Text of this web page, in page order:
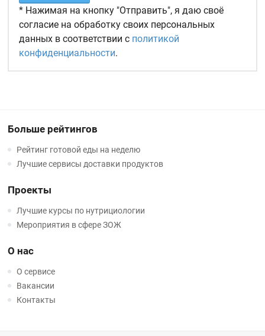
* Нажимая на кнопку "Отправить", я даю своё
согласие на обработку своих персональных
данных в соответствии с политикой
конфиденциальности.
Больше рейтингов
Рейтинг готовой еды на неделю
Лучшие сервисы доставки продуктов
Проекты
Лучшие курсы по нутрициологии
Мероприятия в сфере ЗОЖ
О нас
О сервисе
Вакансии
Контакты